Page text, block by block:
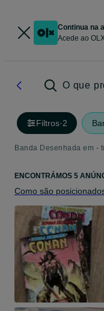
Continua na
Acede ao
O que
Filtros·2
Banda Desenhada em -
ENCONTRÁMOS 5
Como são